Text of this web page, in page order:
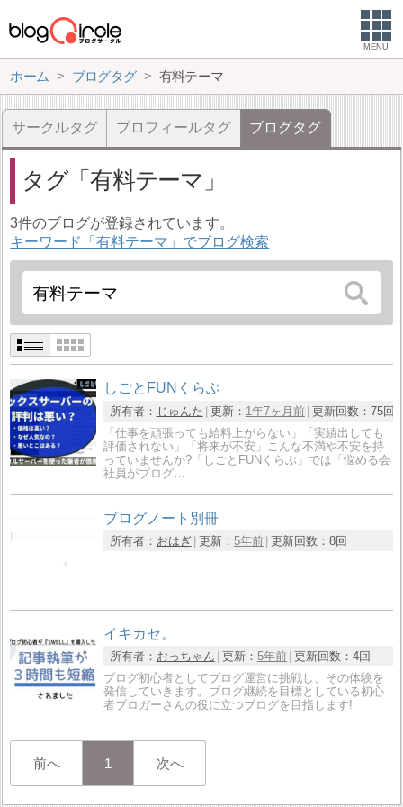
MENU
ホーム ブログタグ 有料テーマ
サークルタグ プロフィールタグ ブログタグ
タグ 有料テーマ
3件のブログが登録されています。
キーワード「有料テーマ」でブログ検索
しごとFUNくらぶ
所有者： じゅんた 更新： 1年7ヶ月前 更新回数： 75回
「仕事を頑張っても給料上がらない」「実績出しても
評価されない」「将来が不安」こんな不満や不安を持
っていませんか?「しごとFUNくらぶ」では「悩める会
社員がブログ…
ブログノート別冊
所有者： おはぎ 更新： 5年前 更新回数： 8回
イキカセ。
所有者： おっちゃん 更新： 5年前 更新回数： 4回
ブログ初心者としてブログ運営に挑戦し、その体験を
発信していきます。ブログ継続を目標としている初心
者ブロガーさんの役に立つブログを目指します!
前へ 1 次へ